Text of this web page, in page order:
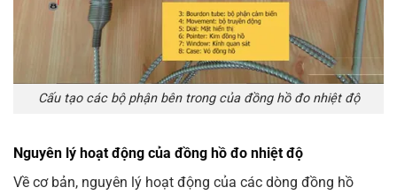
Cấu tạo các bộ phận bên trong của đồng hồ đo nhiệt độ
Nguyên lý hoạt động của đồng hồ đo nhiệt độ
Về cơ bản, nguyên lý hoạt động của các dòng đồng hồ